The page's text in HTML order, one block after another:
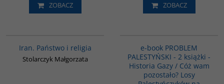
ZOBACZ ZOBACZ
Iran. Państwo i religia
Stolarczyk Małgorzata
e-book PROBLEM
PALESTYŃSKI - 2 książki -
Historia Gazy / Cóż wam
pozostało? Losy